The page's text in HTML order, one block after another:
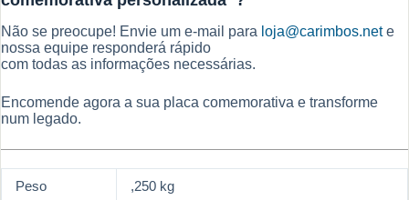
Não se preocupe! Envie um e-mail para loja@carimbos.nete
nossa equipe responderá rápido
com todas as informações necessárias.
Encomende agora a sua placa comemorativa e transforme
num legado.
Peso ,250 kg